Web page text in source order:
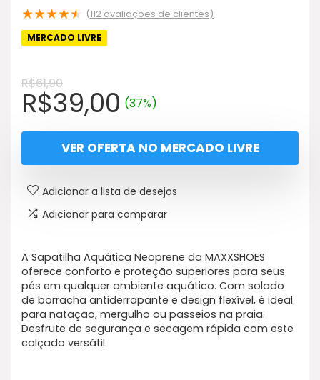
★★★★★ (112 avaliações de clientes)
MERCADO LIVRE
R$61,90
O
preço
original
era:
R$61,90.
R$39,00O
preço
atual
é:
R$39,00.
(37%)
VER OFERTA NO MERCADO LIVRE
Adicionar a lista de desejos
Adicionar para comparar
A Sapatilha Aquática Neoprene da MAXXSHOES
oferece conforto e proteção superiores para seus
pés em qualquer ambiente aquático. Com solado
de borracha antiderrapante e design flexível, é ideal
para natação, mergulho ou passeios na praia.
Desfrute de segurança e secagem rápida com este
calçado versátil.